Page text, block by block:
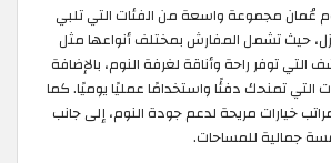
عُمان مجموعة واسعة من الفئات التي تلبي
حيث تشمل المفارش بمختلف أنواعها مثل
توفر راحة وأناقة لغرفة النوم، بالإضافة
التي تمنحك دفئًا واستخدامًا عمليًا يوميًا. كما
خيارات مريحة لدعم جودة النوم، إلى جانب
جمالية للمساحات.